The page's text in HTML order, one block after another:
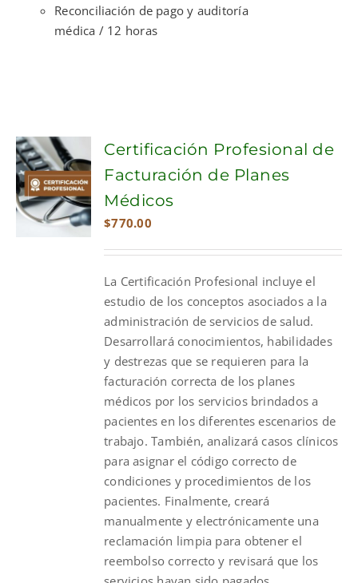
Reconciliación de pago y auditoría
médica / 12 horas
ADD TO
CART
Certificación Profesional de
Facturación de Planes
Médicos
$770.00
La Certificación Profesional incluye el
estudio de los conceptos asociados a la
administración de servicios de salud.
Desarrollará conocimientos, habilidades
y destrezas que se requieren para la
facturación correcta de los planes
médicos por los servicios brindados a
pacientes en los diferentes escenarios de
trabajo. También, analizará casos clínicos
para asignar el código correcto de
condiciones y procedimientos de los
pacientes. Finalmente, creará
manualmente y electrónicamente una
reclamación limpia para obtener el
reembolso correcto y revisará que los